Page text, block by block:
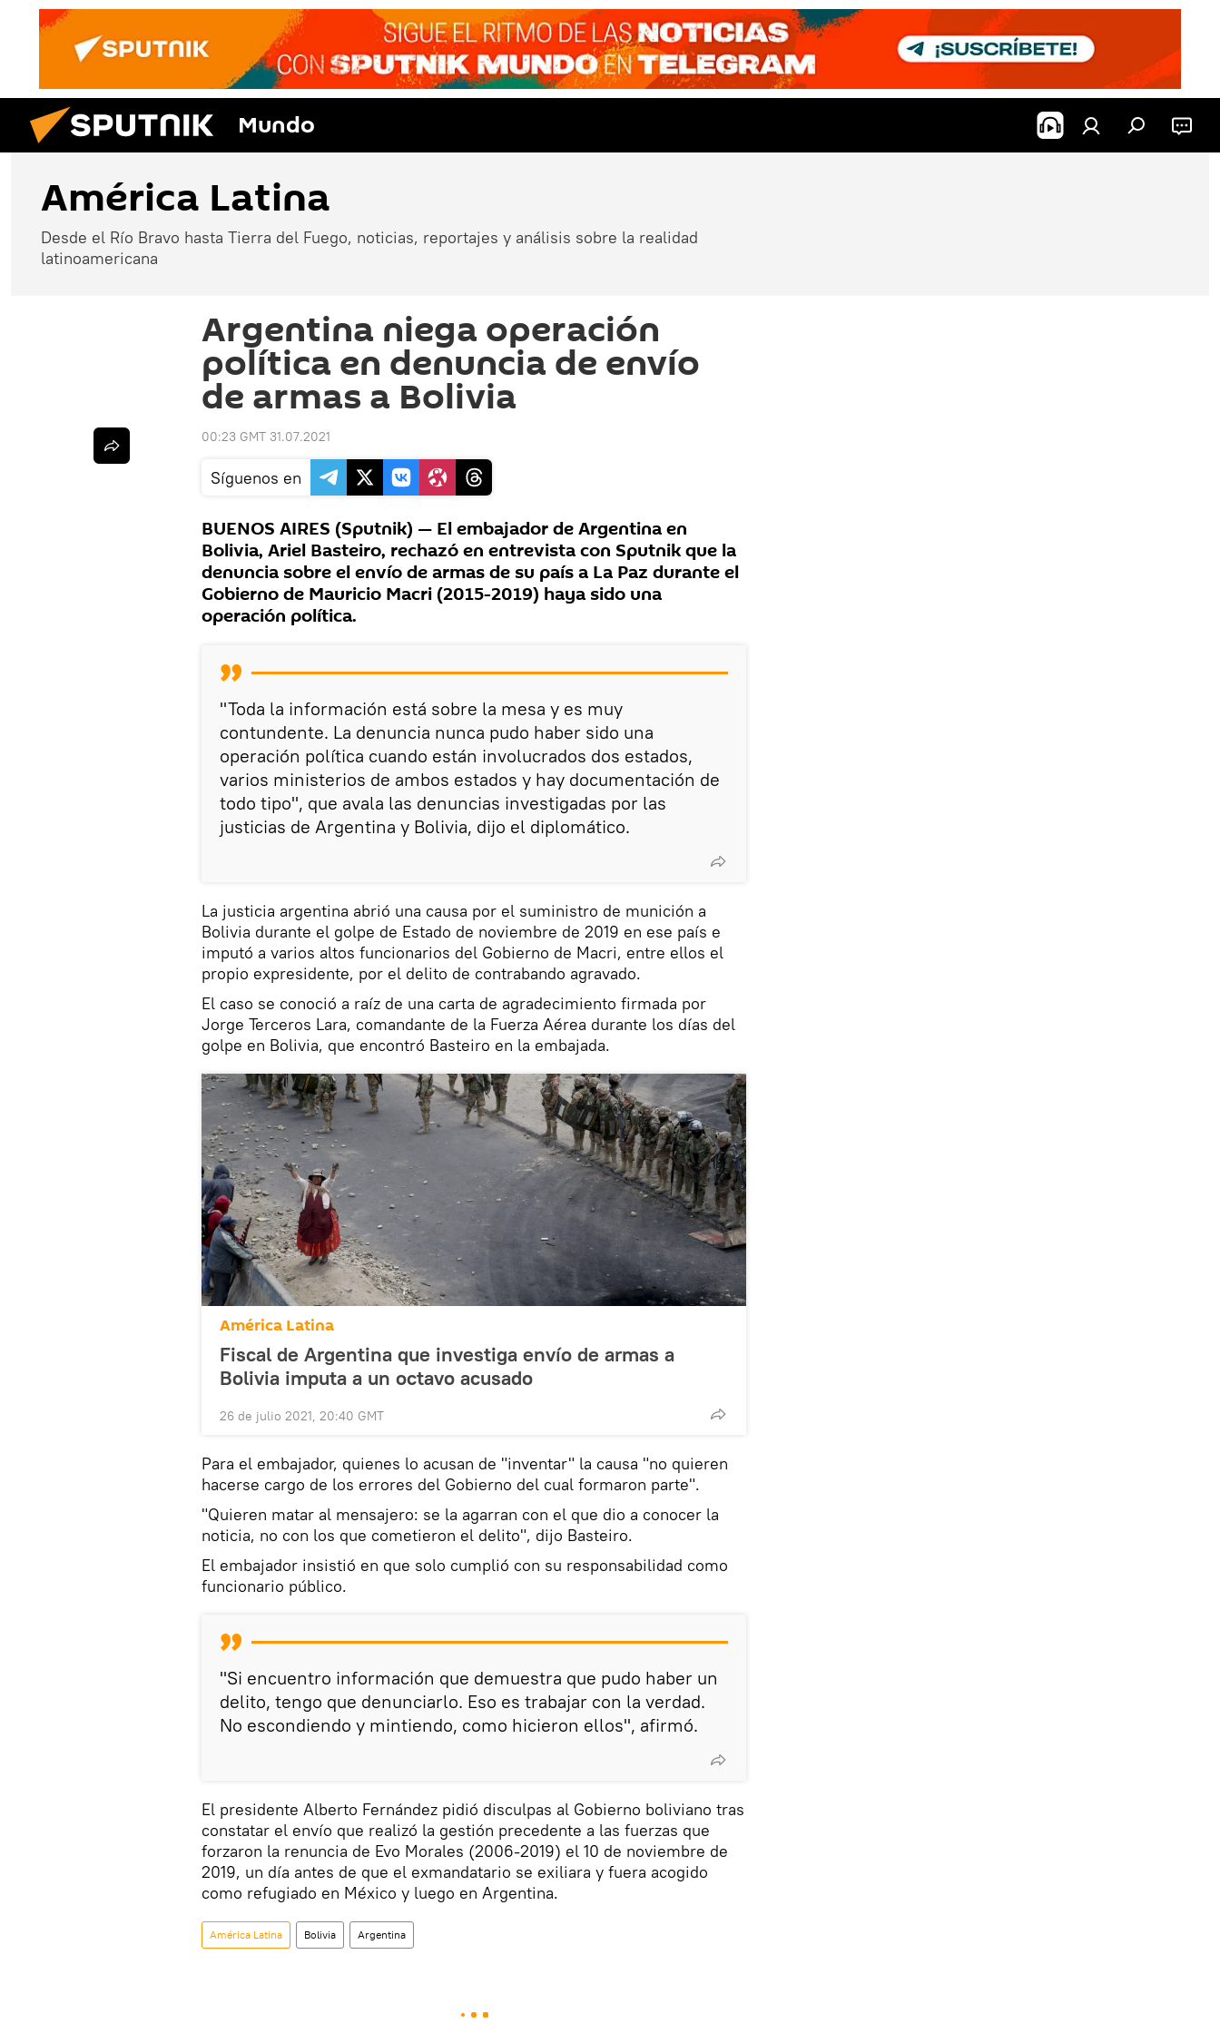
Mundo
América Latina
Desde el Río Bravo hasta Tierra del Fuego, noticias, reportajes y análisis sobre la realidad
latinoamericana
Argentina niega operación
política en denuncia de envío
de armas a Bolivia
00:23 GMT 31.07.2021
Síguenos en
BUENOS AIRES (Sputnik) — El embajador de Argentina en
Bolivia, Ariel Basteiro, rechazó en entrevista con Sputnik que la
denuncia sobre el envío de armas de su país a La Paz durante el
Gobierno de Mauricio Macri (2015-2019) haya sido una
operación política.
"Toda la información está sobre la mesa y es muy
contundente. La denuncia nunca pudo haber sido una
operación política cuando están involucrados dos estados,
varios ministerios de ambos estados y hay documentación de
todo tipo", que avala las denuncias investigadas por las
justicias de Argentina y Bolivia, dijo el diplomático.
La justicia argentina abrió una causa por el suministro de munición a
Bolivia durante el golpe de Estado de noviembre de 2019 en ese país e
imputó a varios altos funcionarios del Gobierno de Macri, entre ellos el
propio expresidente, por el delito de contrabando agravado.
El caso se conoció a raíz de una carta de agradecimiento firmada por
Jorge Terceros Lara, comandante de la Fuerza Aérea durante los días del
golpe en Bolivia, que encontró Basteiro en la embajada.
América Latina
Fiscal de Argentina que investiga envío de armas a
Bolivia imputa a un octavo acusado
26 de julio 2021, 20:40 GMT
Para el embajador, quienes lo acusan de "inventar" la causa "no quieren
hacerse cargo de los errores del Gobierno del cual formaron parte".
"Quieren matar al mensajero: se la agarran con el que dio a conocer la
noticia, no con los que cometieron el delito", dijo Basteiro.
El embajador insistió en que solo cumplió con su responsabilidad como
funcionario público.
"Si encuentro información que demuestra que pudo haber un
delito, tengo que denunciarlo. Eso es trabajar con la verdad.
No escondiendo y mintiendo, como hicieron ellos", afirmó.
El presidente Alberto Fernández pidió disculpas al Gobierno boliviano tras
constatar el envío que realizó la gestión precedente a las fuerzas que
forzaron la renuncia de Evo Morales (2006-2019) el 10 de noviembre de
2019, un día antes de que el exmandatario se exiliara y fuera acogido
como refugiado en México y luego en Argentina.
América Latina Bolivia Argentina